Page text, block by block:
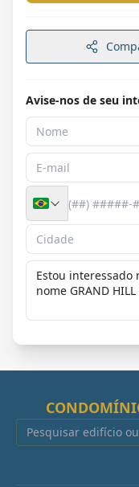
Avise-nos de seu